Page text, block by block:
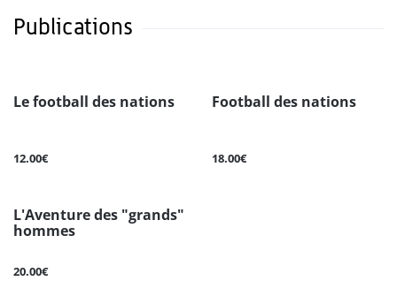
Publications
Le football des nations
12.00€
Football des nations
18.00€
L'Aventure des "grands"
hommes
20.00€